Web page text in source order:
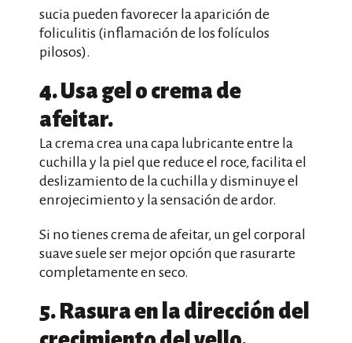
sucia pueden favorecer la aparición de
foliculitis (inflamación de los folículos
pilosos).
4. Usa gel o crema de
afeitar.
La crema crea una capa lubricante entre la
cuchilla y la piel que reduce el roce, facilita el
deslizamiento de la cuchilla y disminuye el
enrojecimiento y la sensación de ardor.
Si no tienes crema de afeitar, un gel corporal
suave suele ser mejor opción que rasurarte
completamente en seco.
5. Rasura en la dirección del